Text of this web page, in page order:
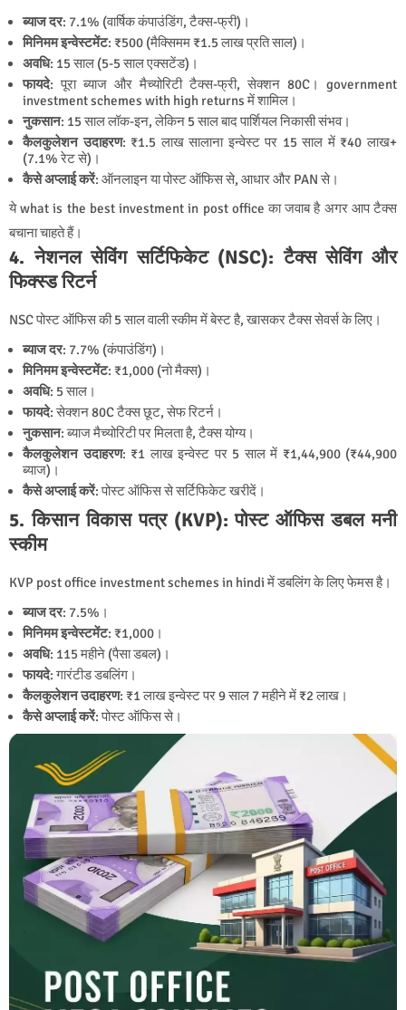
ब्याज दर: 7.1% (वार्षिक कंपाउंडिंग, टैक्स-फ्री)।
मिनिमम इन्वेस्टमेंट: ₹500 (मैक्सिमम ₹1.5 लाख प्रति साल)।
अवधि: 15 साल (5-5 साल एक्सटेंड)।
फायदे: पूरा ब्याज और मैच्योरिटी टैक्स-फ्री, सेक्शन 80C। government
investment schemes with high returns में शामिल।
नुकसान: 15 साल लॉक-इन, लेकिन 5 साल बाद पार्शियल निकासी संभव।
कैलकुलेशन उदाहरण: ₹1.5 लाख सालाना इन्वेस्ट पर 15 साल में ₹40 लाख+
(7.1% रेट से)।
कैसे अप्लाई करें: ऑनलाइन या पोस्ट ऑफिस से, आधार और PAN से।
ये what is the best investment in post office का जवाब है अगर आप टैक्स
बचाना चाहते हैं।
4. नेशनल सेविंग सर्टिफिकेट (NSC): टैक्स सेविंग और
फिक्स्ड रिटर्न
NSC पोस्ट ऑफिस की 5 साल वाली स्कीम में बेस्ट है, खासकर टैक्स सेवर्स के लिए।
ब्याज दर: 7.7% (कंपाउंडिंग)।
मिनिमम इन्वेस्टमेंट: ₹1,000 (नो मैक्स)।
अवधि: 5 साल।
फायदे: सेक्शन 80C टैक्स छूट, सेफ रिटर्न।
नुकसान: ब्याज मैच्योरिटी पर मिलता है, टैक्स योग्य।
कैलकुलेशन उदाहरण: ₹1 लाख इन्वेस्ट पर 5 साल में ₹1,44,900 (₹44,900
ब्याज)।
कैसे अप्लाई करें: पोस्ट ऑफिस से सर्टिफिकेट खरीदें।
5. किसान विकास पत्र (KVP): पोस्ट ऑफिस डबल मनी
स्कीम
KVP post office investment schemes in hindi में डबलिंग के लिए फेमस है।
ब्याज दर: 7.5%।
मिनिमम इन्वेस्टमेंट: ₹1,000।
अवधि: 115 महीने (पैसा डबल)।
फायदे: गारंटीड डबलिंग।
कैलकुलेशन उदाहरण: ₹1 लाख इन्वेस्ट पर 9 साल 7 महीने में ₹2 लाख।
कैसे अप्लाई करें: पोस्ट ऑफिस से।